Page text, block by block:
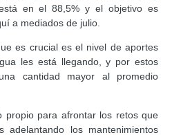
en el 88,5% y el objetivo es
a mediados de julio.
es crucial es el nivel de aportes
les está llegando, y por estos
cantidad mayor al promedio
propio para afrontar los retos que
adelantando los mantenimientos